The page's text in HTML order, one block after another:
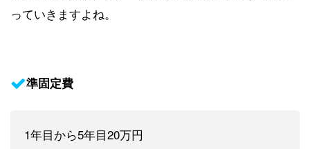
っていきますよね。
準固定費
1年目から5年目20万円